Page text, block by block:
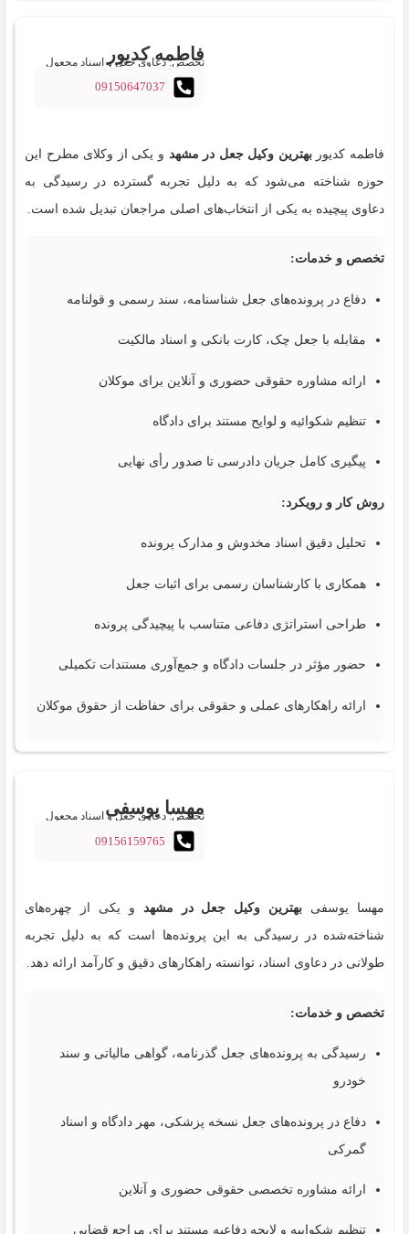
فاطمه کدیور
تخصص: دعاوی جعل و اسناد مجعول
09150647037
فاطمه کدیور بهترین وکیل جعل در مشهد و یکی از وکلای مطرح این
حوزه شناخته می‌شود که به دلیل تجربه گسترده در رسیدگی به
دعاوی پیچیده به یکی از انتخاب‌های اصلی مراجعان تبدیل شده است.
تخصص و خدمات:
دفاع در پرونده‌های جعل شناسنامه، سند رسمی و قولنامه
مقابله با جعل چک، کارت بانکی و اسناد مالکیت
ارائه مشاوره حقوقی حضوری و آنلاین برای موکلان
تنظیم شکوائیه و لوایح مستند برای دادگاه
پیگیری کامل جریان دادرسی تا صدور رأی نهایی
روش کار و رویکرد:
تحلیل دقیق اسناد مخدوش و مدارک پرونده
همکاری با کارشناسان رسمی برای اثبات جعل
طراحی استراتژی دفاعی متناسب با پیچیدگی پرونده
حضور مؤثر در جلسات دادگاه و جمع‌آوری مستندات تکمیلی
ارائه راهکارهای عملی و حقوقی برای حفاظت از حقوق موکلان
مهسا یوسفی
تخصص: دعاوی جعل و اسناد مجعول
09156159765
مهسا یوسفی بهترین وکیل جعل در مشهد و یکی از چهره‌های
شناخته‌شده در رسیدگی به این پرونده‌ها است که به دلیل تجربه
طولانی در دعاوی اسناد، توانسته راهکارهای دقیق و کارآمد ارائه دهد.
تخصص و خدمات:
رسیدگی به پرونده‌های جعل گذرنامه، گواهی مالیاتی و سند
خودرو
دفاع در پرونده‌های جعل نسخه پزشکی، مهر دادگاه و اسناد
گمرکی
ارائه مشاوره تخصصی حقوقی حضوری و آنلاین
تنظیم شکواییه و لایحه دفاعیه مستند برای مراجع قضایی